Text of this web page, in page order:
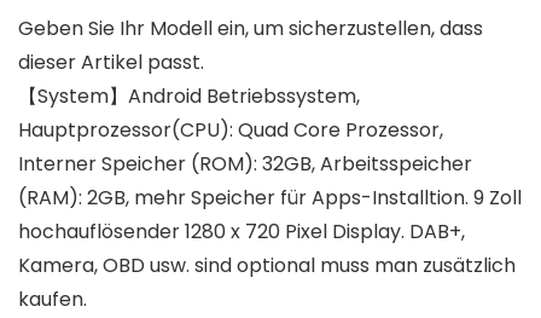
Geben Sie Ihr Modell ein, um sicherzustellen, dass
dieser Artikel passt.
【System】Android Betriebssystem,
Hauptprozessor(CPU): Quad Core Prozessor,
Interner Speicher (ROM): 32GB, Arbeitsspeicher
(RAM): 2GB, mehr Speicher für Apps-Installtion. 9 Zoll
hochauflösender 1280 x 720 Pixel Display. DAB+,
Kamera, OBD usw. sind optional muss man zusätzlich
kaufen.